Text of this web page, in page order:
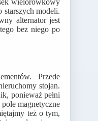
modeli.
alternator jest
bez niego po
Przede
stojan.
ponieważ pełni
magnetyczne
też o tym,